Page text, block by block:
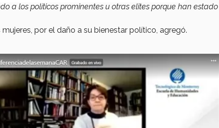
a los políticos prominentes u otras elites porque han estado
por el daño a su bienestar político, agregó.